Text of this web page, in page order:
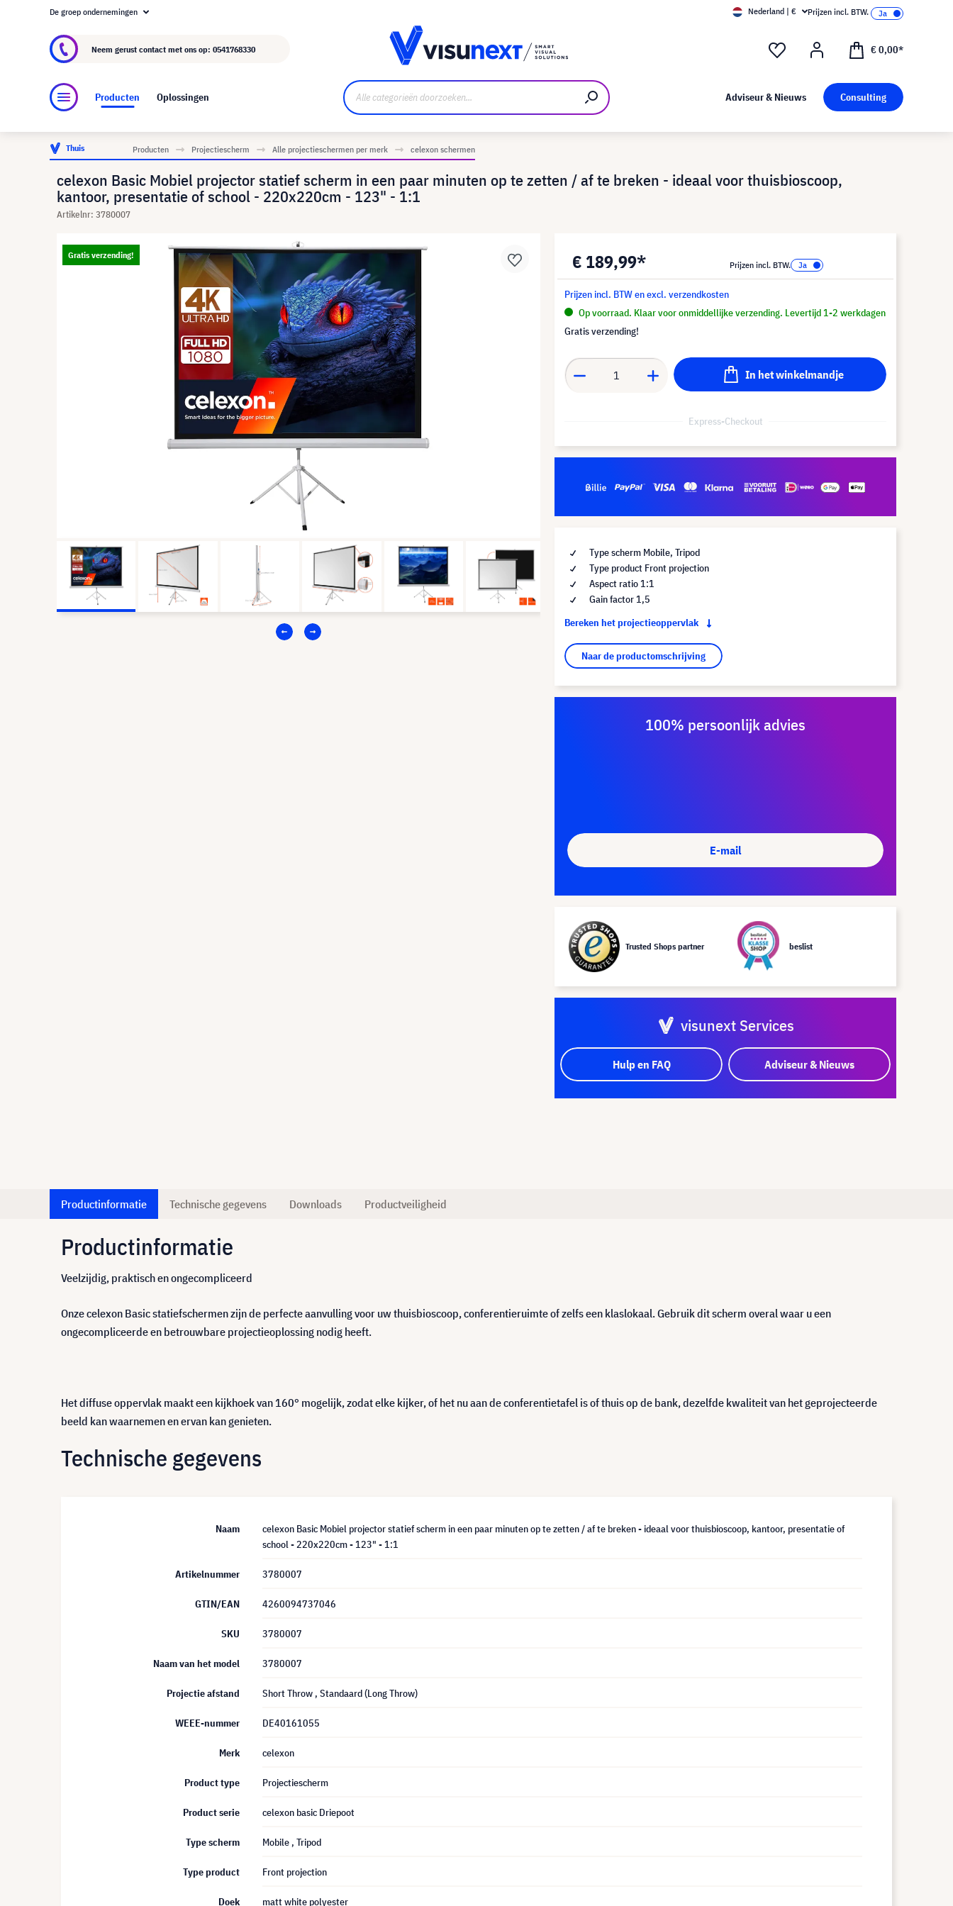
Over visunext.nl
De groep ondernemingen Nederland | € Prijzen incl. BTW.
Neem gerust contact met ons op: 0541768330 € 0,00*
Producten Oplossingen Adviseur & Nieuws Consulting
Thuis Producten Projectiescherm Alle projectieschermen per merk celexon schermen
celexon Basic Mobiel projector statief scherm in een paar minuten op te zetten / af te breken - ideaal voor thuisbioscoop,
kantoor, presentatie of school - 220x220cm - 123" - 1:1
Artikelnr: 3780007
Gratis verzending! € 189,99* Prijzen incl. BTW.
Prijzen incl. BTW en excl. verzendkosten
Op voorraad. Klaar voor onmiddellijke verzending. Levertijd 1-2 werkdagen
Gratis verzending!
In het winkelmandje
Express-Checkout
Type scherm Mobile, Tripod
Type product Front projection
Aspect ratio 1:1
Gain factor 1,5
Bereken het projectieoppervlak
Naar de productomschrijving
100% persoonlijk advies
E-mail
Trusted Shops partner beslist
visunext Services
Hulp en FAQ Adviseur & Nieuws
Productinformatie Technische gegevens Downloads Productveiligheid
Productinformatie
Veelzijdig, praktisch en ongecompliceerd
Onze celexon Basic statiefschermen zijn de perfecte aanvulling voor uw thuisbioscoop, conferentieruimte of zelfs een klaslokaal. Gebruik dit scherm overal waar u een
ongecompliceerde en betrouwbare projectieoplossing nodig heeft.
Het diffuse oppervlak maakt een kijkhoek van 160° mogelijk, zodat elke kijker, of het nu aan de conferentietafel is of thuis op de bank, dezelfde kwaliteit van het geprojecteerde
beeld kan waarnemen en ervan kan genieten.
Technische gegevens
Naam
celexon Basic Mobiel projector statief scherm in een paar minuten op te zetten / af te breken - ideaal voor thuisbioscoop, kantoor, presentatie of
school - 220x220cm - 123" - 1:1
Artikelnummer 3780007
GTIN/EAN 4260094737046
SKU 3780007
Naam van het model 3780007
Projectie afstand Short Throw , Standaard (Long Throw)
WEEE-nummer DE40161055
Merk celexon
Product type Projectiescherm
Product serie celexon basic Driepoot
Type scherm Mobile , Tripod
Type product Front projection
Doek matt white polyester